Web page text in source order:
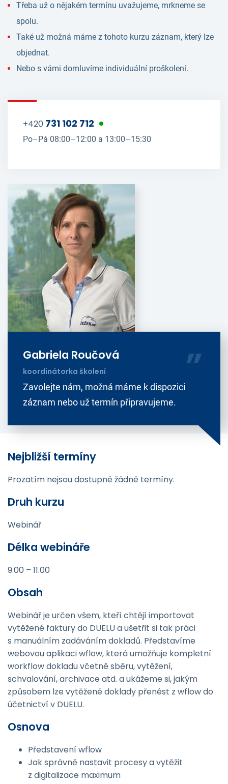
Třeba už o nějakém termínu uvažujeme, mrkneme se
spolu.
Také už možná máme z tohoto kurzu záznam, který lze
objednat.
Nebo s vámi domluvíme individuální proškolení.
+420 731 102 712
Po–Pá 08:00–12:00 a 13:00–15:30
Gabriela Roučová
koordinátorka školení
Zavolejte nám, možná máme k dispozici
záznam nebo už termín připravujeme.
Nejbližší termíny
Prozatím nejsou dostupné žádné termíny.
Druh kurzu
Webinář
Délka webináře
9.00 – 11.00
Obsah
Webinář je určen všem, kteří chtějí importovat
vytěžené faktury do DUELU a ušetřit si tak práci
s manuálním zadáváním dokladů. Představíme
webovou aplikaci wflow, která umožňuje kompletní
workflow dokladu včetně sběru, vytěžení,
schvalování, archivace atd. a ukážeme si, jakým
způsobem lze vytěžené doklady přenést z wflow do
účetnictví v DUELU.
Osnova
Představení wflow
Jak správně nastavit procesy a vytěžit
z digitalizace maximum